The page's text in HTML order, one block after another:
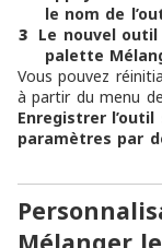
le nom de
3 Le nouvel
palette
Vous pouvez
à partir du menu
Enregistrer
paramètres par